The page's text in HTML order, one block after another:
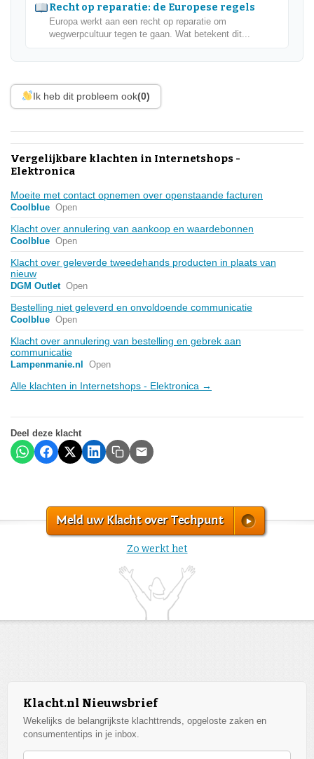
Recht op reparatie: de Europese regels
Europa werkt aan een recht op reparatie om
wegwerpcultuur tegen te gaan. Wat betekent dit...
Ik heb dit probleem ook(0)
Vergelijkbare klachten in Internetshops -
Elektronica
Moeite met contact opnemen over openstaande facturen
Coolblue Open
Klacht over annulering van aankoop en waardebonnen
Coolblue Open
Klacht over geleverde tweedehands producten in plaats van
nieuw
DGM Outlet Open
Bestelling niet geleverd en onvoldoende communicatie
Coolblue Open
Klacht over annulering van bestelling en gebrek aan
communicatie
Lampenmanie.nl Open
Alle klachten in Internetshops - Elektronica →
Deel deze klacht
Meld uw Klacht over Techpunt
Zo werkt het
Klacht.nl Nieuwsbrief
Wekelijks de belangrijkste klachttrends, opgeloste zaken en
consumententips in je inbox.